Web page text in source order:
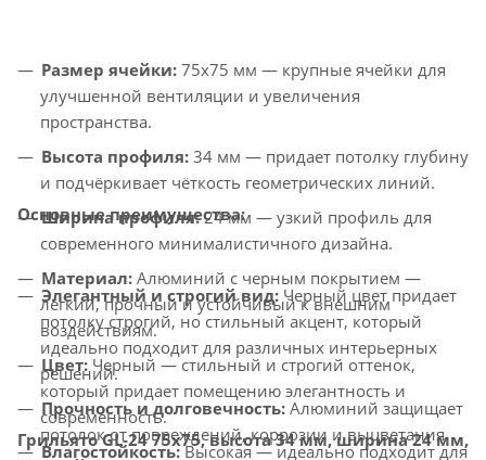
Размер ячейки: 75x75 мм — крупные ячейки для
улучшенной вентиляции и увеличения
пространства.
Высота профиля: 34 мм — придает потолку глубину
и подчёркивает чёткость геометрических линий.
Ширина профиля:24 мм — узкий профиль для
современного минималистичного дизайна.
Материал: Алюминий с черным покрытием —
лёгкий, прочный и устойчивый к внешним
воздействиям.
Цвет: Черный — стильный и строгий оттенок,
который придает помещению элегантность и
современность.
Влагостойкость:Высокая — идеально подходит для
Основные преимущества:
Элегантный и строгий вид: Черный цвет придает
потолку строгий, но стильный акцент, который
идеально подходит для различных интерьерных
решений.
Прочность и долговечность: Алюминий защищает
потолок от повреждений, коррозии и выцветания.
Грильято GL-24 75x75, высота 34 мм, ширина 24 мм,